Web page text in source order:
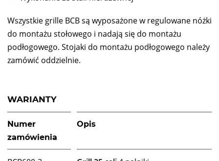
Wszystkie grille BCB są wyposażone w regulowane nóżki
do montażu stołowego i nadają się do montażu
podłogowego. Stojaki do montażu podłogowego należy
zamówić oddzielnie.
WARIANTY
Numer
zamówienia
Opis